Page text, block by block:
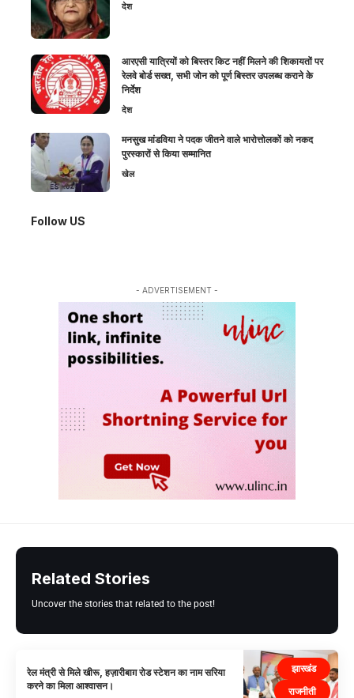
देश
आरएसी यात्रियों को बिस्तर किट नहीं मिलने की शिकायतों पर
रेलवे बोर्ड सख्त, सभी जोन को पूर्ण बिस्तर उपलब्ध कराने के
निर्देश
देश
मनसुख मांडविया ने पदक जीतने वाले भारोत्तोलकों को नकद
पुरस्कारों से किया सम्मानित
खेल
Follow US
- ADVERTISEMENT -
Related Stories
Uncover the stories that related to the post!
झारखंड
राजनीती
रेल मंत्री से मिले खीरू, हज़ारीबाग़ रोड स्टेशन का नाम सरिया
करने का मिला आश्वासन।